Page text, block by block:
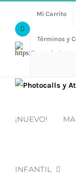
contenidoFacebook
Https://
Mi Carrito
Términos y
¡NUEVO!
INFANTIL